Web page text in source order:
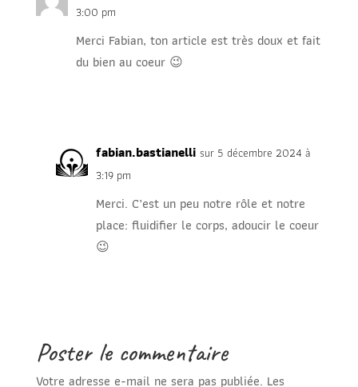
3:00 pm
Merci Fabian, ton article est très doux et fait
du bien au coeur 😉
fabian.bastianelli sur 5 décembre 2024 à
3:19 pm
Merci. C’est un peu notre rôle et notre
place: fluidifier le corps, adoucir le coeur
😉
Poster le commentaire
Votre adresse e-mail ne sera pas publiée. Les